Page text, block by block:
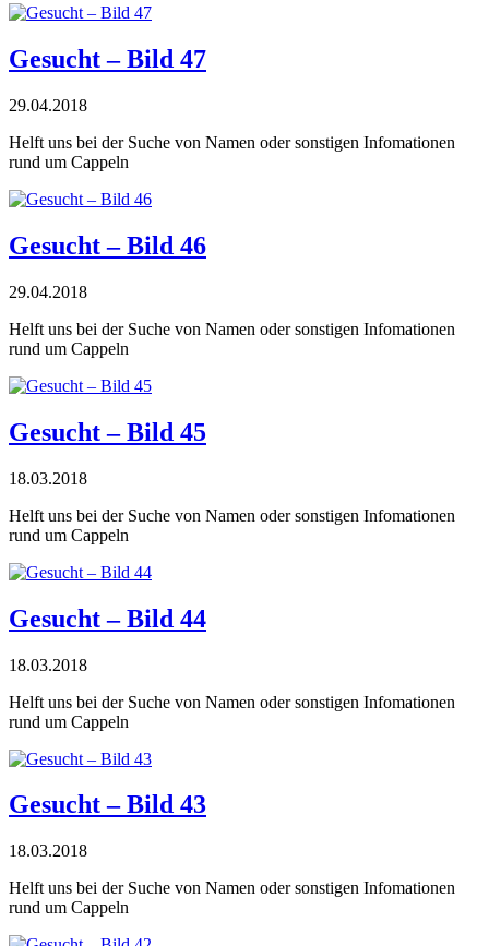
Gesucht – Bild 47
29.04.2018
Helft uns bei der Suche von Namen oder sonstigen Infomationen
rund um Cappeln
Gesucht – Bild 46
29.04.2018
Helft uns bei der Suche von Namen oder sonstigen Infomationen
rund um Cappeln
Gesucht – Bild 45
18.03.2018
Helft uns bei der Suche von Namen oder sonstigen Infomationen
rund um Cappeln
Gesucht – Bild 44
18.03.2018
Helft uns bei der Suche von Namen oder sonstigen Infomationen
rund um Cappeln
Gesucht – Bild 43
18.03.2018
Helft uns bei der Suche von Namen oder sonstigen Infomationen
rund um Cappeln